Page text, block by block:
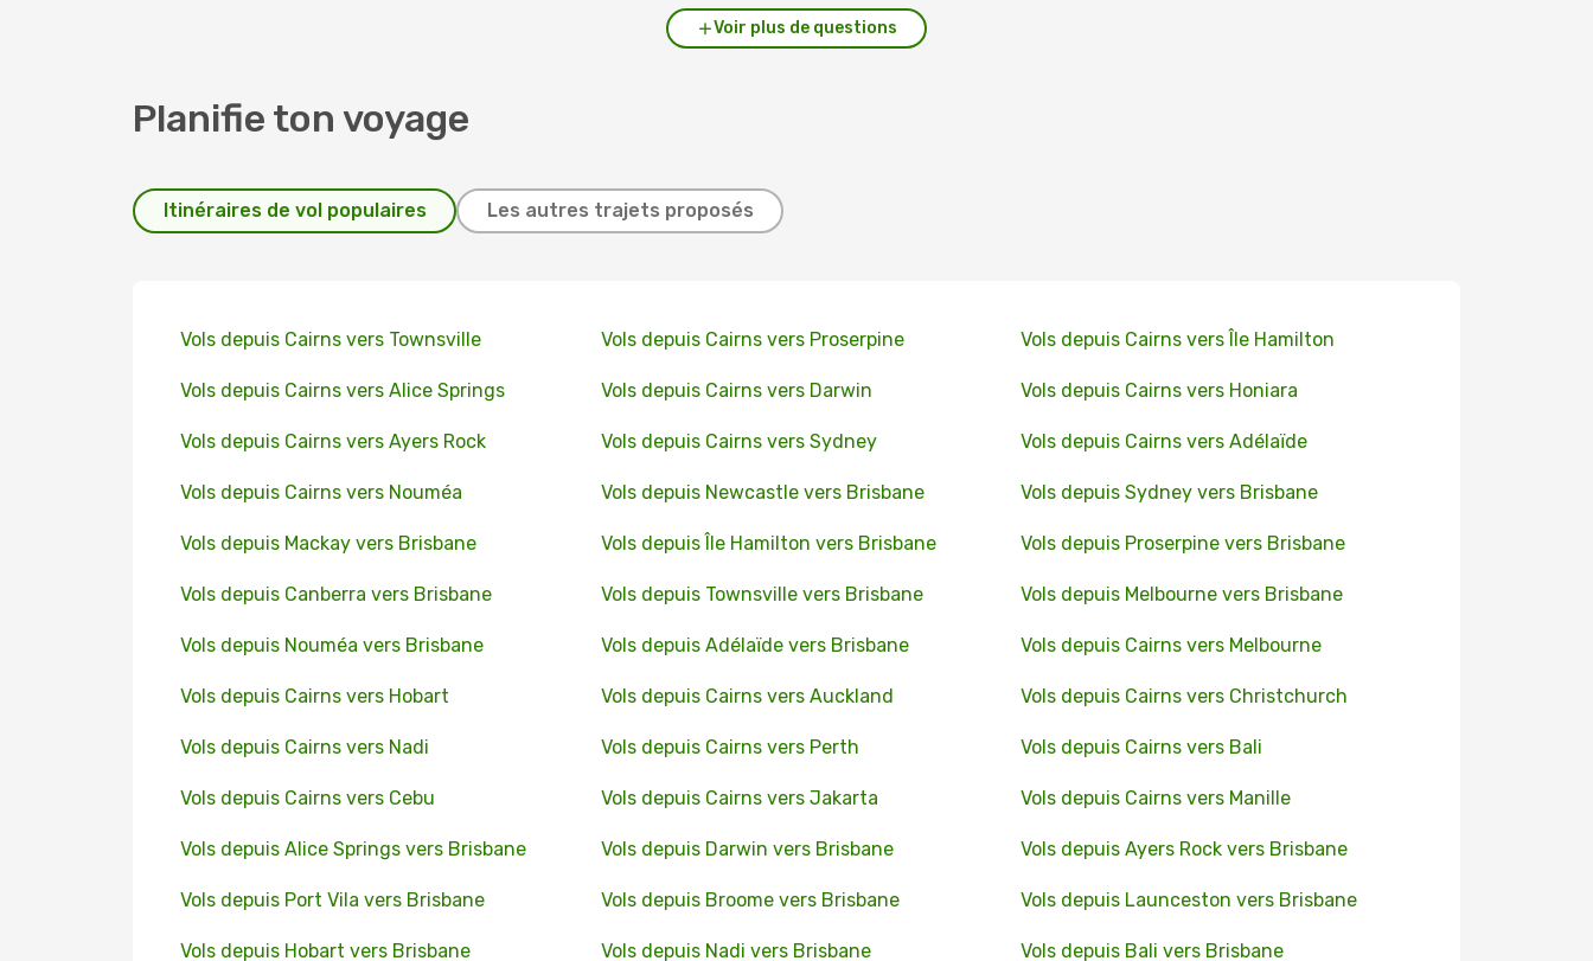
Voir plus de questions
Planifie ton voyage
Itinéraires de vol populaires Les autres trajets proposés
Vols depuis Cairns vers Townsville Vols depuis Cairns vers Proserpine Vols depuis Cairns vers Île Hamilton
Vols depuis Cairns vers Alice Springs Vols depuis Cairns vers Darwin Vols depuis Cairns vers Honiara
Vols depuis Cairns vers Ayers Rock Vols depuis Cairns vers Sydney Vols depuis Cairns vers Adélaïde
Vols depuis Cairns vers Nouméa Vols depuis Newcastle vers Brisbane Vols depuis Sydney vers Brisbane
Vols depuis Mackay vers Brisbane Vols depuis Île Hamilton vers Brisbane Vols depuis Proserpine vers Brisbane
Vols depuis Canberra vers Brisbane Vols depuis Townsville vers Brisbane Vols depuis Melbourne vers Brisbane
Vols depuis Nouméa vers Brisbane Vols depuis Adélaïde vers Brisbane Vols depuis Cairns vers Melbourne
Vols depuis Cairns vers Hobart Vols depuis Cairns vers Auckland Vols depuis Cairns vers Christchurch
Vols depuis Cairns vers Nadi Vols depuis Cairns vers Perth Vols depuis Cairns vers Bali
Vols depuis Cairns vers Cebu Vols depuis Cairns vers Jakarta Vols depuis Cairns vers Manille
Vols depuis Alice Springs vers Brisbane Vols depuis Darwin vers Brisbane Vols depuis Ayers Rock vers Brisbane
Vols depuis Port Vila vers Brisbane Vols depuis Broome vers Brisbane Vols depuis Launceston vers Brisbane
Vols depuis Hobart vers Brisbane Vols depuis Nadi vers Brisbane Vols depuis Bali vers Brisbane